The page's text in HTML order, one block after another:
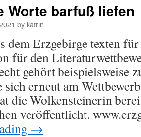
Worte barfuß liefen
by katrin
dem Erzgebirge texten
für den
gehört beispielsweise
erneut am
die Wolkensteinerin
veröffentlicht.
→